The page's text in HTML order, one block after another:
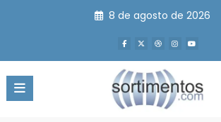
8 de agosto de 2026